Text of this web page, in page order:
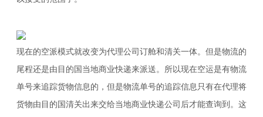
现在的空派模式就改变为代理公司订舱和清关一体。但是物流的
尾程还是由目的国当地商业快递来派送。所以现在空运是有物流
单号来追踪货物信息的，但是物流单号的追踪信息只有在代理将
货物由目的国清关出来交给当地商业快递公司后才能查询到。这